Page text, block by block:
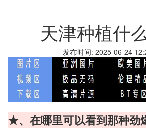
天津种植什
发布时间: 2025-06-24
★、在哪里可以看到那种劲